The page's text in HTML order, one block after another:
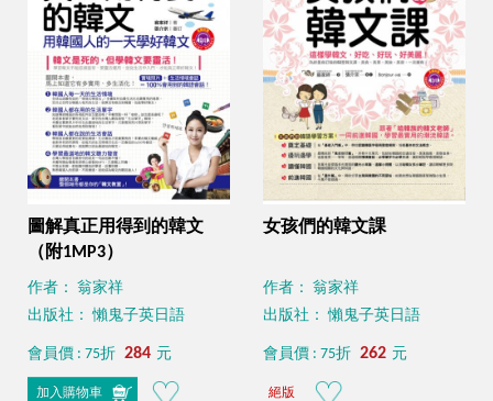
圖解真正用得到的韓文
（附1MP3）
作者： 翁家祥
出版社： 懶鬼子英日語
會員價 : 75折 284 元
加入購物車
女孩們的韓文課
作者： 翁家祥
出版社： 懶鬼子英日語
會員價 : 75折 262 元
絕版